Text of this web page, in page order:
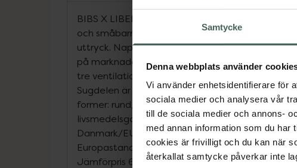
Samtycke
Denna webbplats använder
Vi använder enhetsidentifierare för
sociala medier och analysera vår
till de sociala medier och annons-
med annan information som du
cookies är frivilligt och du kan när
återkallat samtycke påverkar inte
BIBS X LIBERTY är en exklusiv kollektion av
och småbarnsprodukter med tidlösa Liberty-
uttryck. Nappen BIBS Colour är BIBS
på marknaden i över 40 år. Den har BIBS runda
tre ventilationshål och rund BIBS-graverad
Sugdelen är tillverkad av naturgummilatex och
former: rund, platt symmetrisk och anatomisk.
livsmedelsgodkänt material och designad och
Danmark/EU. 100% fri från BPA och ftalater.
Europastandard EN 1400+A2.
Jämförpris 64,98 kr/st